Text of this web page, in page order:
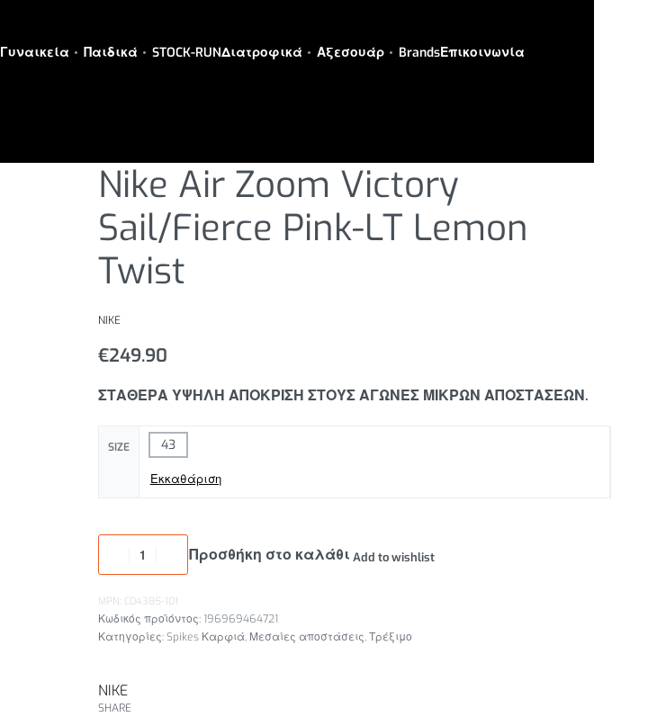
Γυναικεία Παιδικά STOCK-RUNΔιατροφικά Αξεσουάρ BrandsΕπικοινωνία
Nike Air Zoom Victory
Sail/Fierce Pink-LT Lemon
Twist
NIKE
€249.90
ΣΤΑΘΕΡΑ ΥΨΗΛΗ ΑΠΟΚΡΙΣΗ ΣΤΟΥΣ ΑΓΩΝΕΣ ΜΙΚΡΩΝ ΑΠΟΣΤΑΣΕΩΝ.
SIZE 43
Εκκαθάριση
Προσθήκη στο καλάθι Add to wishlist
MPN: CD4385-101
196969464721
Κατηγορίες:Spikes Καρφιά, Μεσαίες αποστάσεις,Τρέξιμο
NIKE
SHARE